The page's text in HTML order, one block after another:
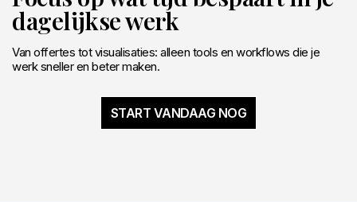
dagelijkse werk
Van offertes tot visualisaties: alleen tools en workflows die je
werk sneller en beter maken.
START VANDAAG NOG